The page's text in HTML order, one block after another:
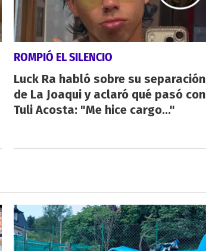
ROMPIÓ EL SILENCIO
Luck Ra habló sobre su separación
de La Joaqui y aclaró qué pasó con
Tuli Acosta: "Me hice cargo..."